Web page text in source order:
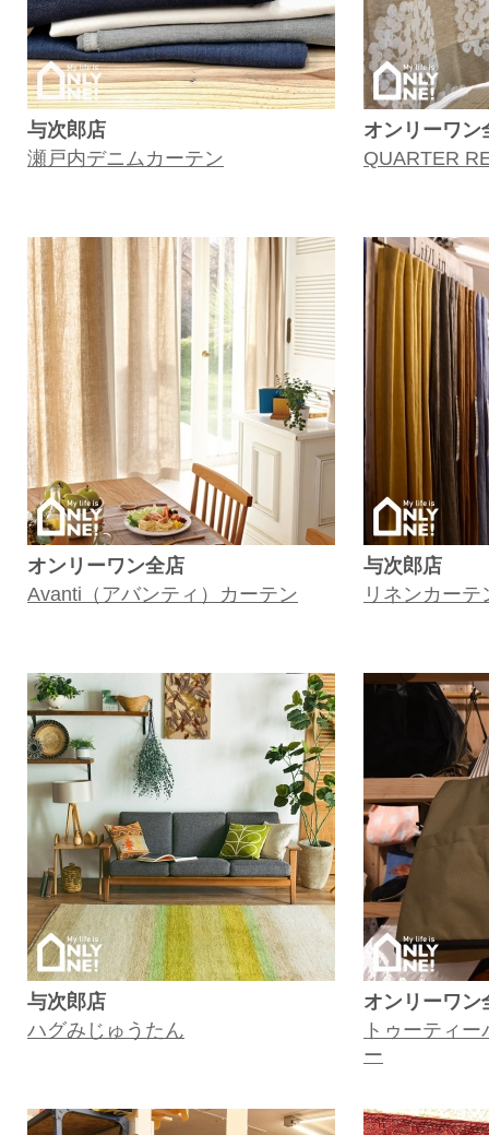
与次郎店
瀬戸内デニムカーテン
オンリーワン
QUARTER
オンリーワン全店
Avanti（アバンティ）カーテン
与次郎店
リネンカー
与次郎店
ハグみじゅうたん
オンリーワン
トゥーティ
ー